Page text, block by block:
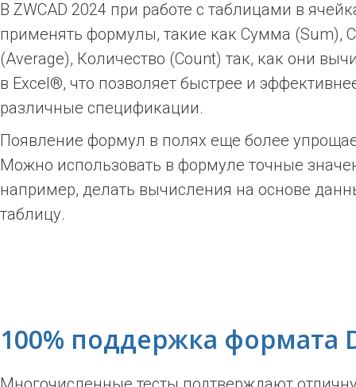
В ZWCAD 2024 при работе с таблицами в
применять формулы, такие как Сумма (Sum),
(Average), Количество (Count) так, как они
в Excel®, что позволяет быстрее и
различные спецификации.
Появление формул в полях еще более
Можно использовать в формуле точные
например, делать вычисления на основе
таблицу.
100% поддержка формата